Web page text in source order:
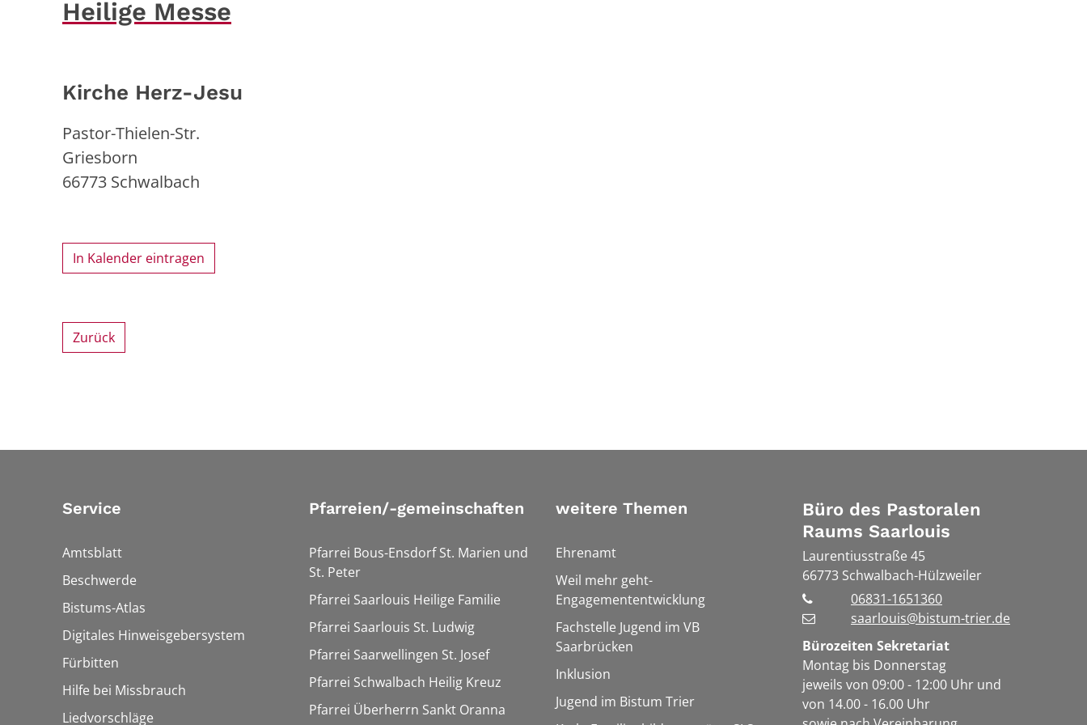
Heilige Messe
Kirche Herz-Jesu
Pastor-Thielen-Str.
Griesborn
66773 Schwalbach
In Kalender eintragen
Zurück
Service
Amtsblatt
Beschwerde
Bistums-Atlas
Digitales Hinweisgebersystem
Fürbitten
Hilfe bei Missbrauch
Liedvorschläge
Pfarreien/-gemeinschaften
Pfarrei Bous-Ensdorf St. Marien und
St. Peter
Pfarrei Saarlouis Heilige Familie
Pfarrei Saarlouis St. Ludwig
Pfarrei Saarwellingen St. Josef
Pfarrei Schwalbach Heilig Kreuz
Pfarrei Überherrn Sankt Oranna
weitere Themen
Ehrenamt
Weil mehr geht-
Engagemententwicklung
Fachstelle Jugend im VB
Saarbrücken
Inklusion
Jugend im Bistum Trier
Büro des Pastoralen
Raums Saarlouis
Laurentiusstraße 45
66773 Schwalbach-Hülzweiler
06831-1651360
saarlouis@bistum-trier.de
Bürozeiten Sekretariat
Montag bis Donnerstag
jeweils von 09:00 - 12:00 Uhr und
von 14.00 - 16.00 Uhr